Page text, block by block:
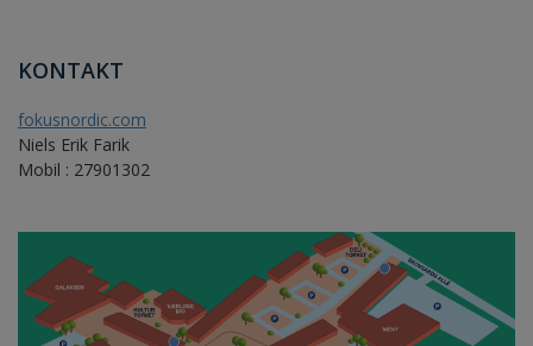
KONTAKT
fokusnordic.com
Niels Erik Farik
Mobil : 27901302